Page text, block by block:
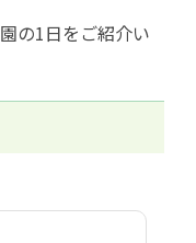
の1日をご紹介い